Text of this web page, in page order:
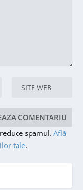
spamul.Află
tale.